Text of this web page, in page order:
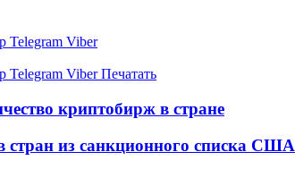
Telegram Viber
Telegram Viber Печатать
криптобирж в стране
стран из санкционного списка США